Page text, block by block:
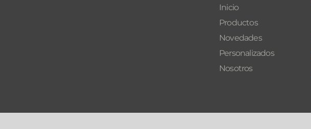
Inicio
Productos
Novedades
Personalizados
Nosotros